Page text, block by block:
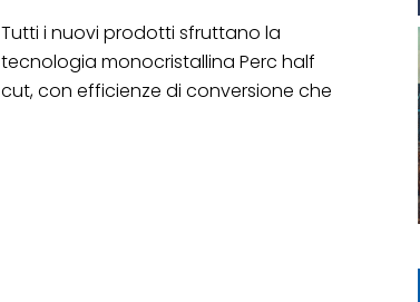
Tutti i nuovi prodotti sfruttano la
tecnologia monocristallina Perc half
cut, con efficienze di conversione che